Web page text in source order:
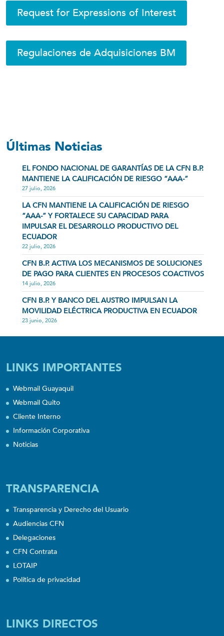
Request for Expressions of Interest
Regulaciones de Adquisiciones BM
Últimas Noticias
EL FONDO NACIONAL DE GARANTÍAS DE LA CFN B.P.
MANTIENE LA CALIFICACIÓN DE RIESGO “AAA-”
27 julio, 2026
LA CFN MANTIENE LA CALIFICACIÓN DE RIESGO
“AAA-” Y FORTALECE SU CAPACIDAD PARA
IMPULSAR EL DESARROLLO PRODUCTIVO DEL
ECUADOR
22 julio, 2026
CFN B.P. ACTIVA LOS MECANISMOS DE SOLUCIONES
DE PAGO PARA CLIENTES EN PROCESOS COACTIVOS
14 julio, 2026
CFN B.P. Y BANCO DEL AUSTRO IMPULSAN LA
MOVILIDAD ELÉCTRICA PRODUCTIVA EN ECUADOR
23 junio, 2026
LINKS IMPORTANTES
Webmail Guayaquil
Webmail Quito
Cliente Interno
Información Corporativa
Noticias
TRANSPARENCIA
Transparencia y Derecho del Usuario
Audiencias CFN
Delegaciones
CFN Contrata
LOTAIP
Política de privacidad
LINKS DIRECTOS